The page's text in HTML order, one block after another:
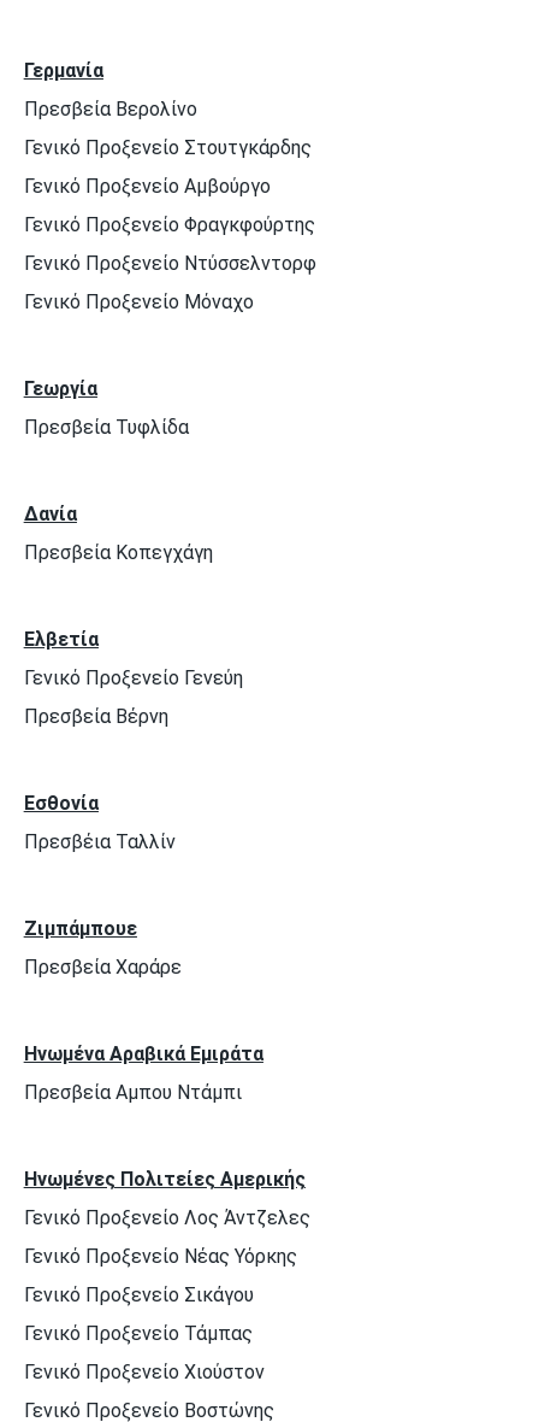
Γερμανία
Πρεσβεία Βερολίνο
Γενικό Προξενείο Στουτγκάρδης
Γενικό Προξενείο Αμβούργο
Γενικό Προξενείο Φραγκφούρτης
Γενικό Προξενείο Ντύσσελντορφ
Γενικό Προξενείο Μόναχο
Γεωργία
Πρεσβεία Τυφλίδα
Δανία
Πρεσβεία Κοπεγχάγη
Ελβετία
Γενικό Προξενείο Γενεύη
Πρεσβεία Βέρνη
Εσθονία
Πρεσβέια Ταλλίν
Ζιμπάμπουε
Πρεσβεία Χαράρε
Ηνωμένα Αραβικά Εμιράτα
Πρεσβεία Αμπου Ντάμπι
Ηνωμένες Πολιτείες Αμερικής
Γενικό Προξενείο Λος Άντζελες
Γενικό Προξενείο Νέας Υόρκης
Γενικό Προξενείο Σικάγου
Γενικό Προξενείο Τάμπας
Γενικό Προξενείο Χιούστον
Γενικό Προξενείο Βοστώνης